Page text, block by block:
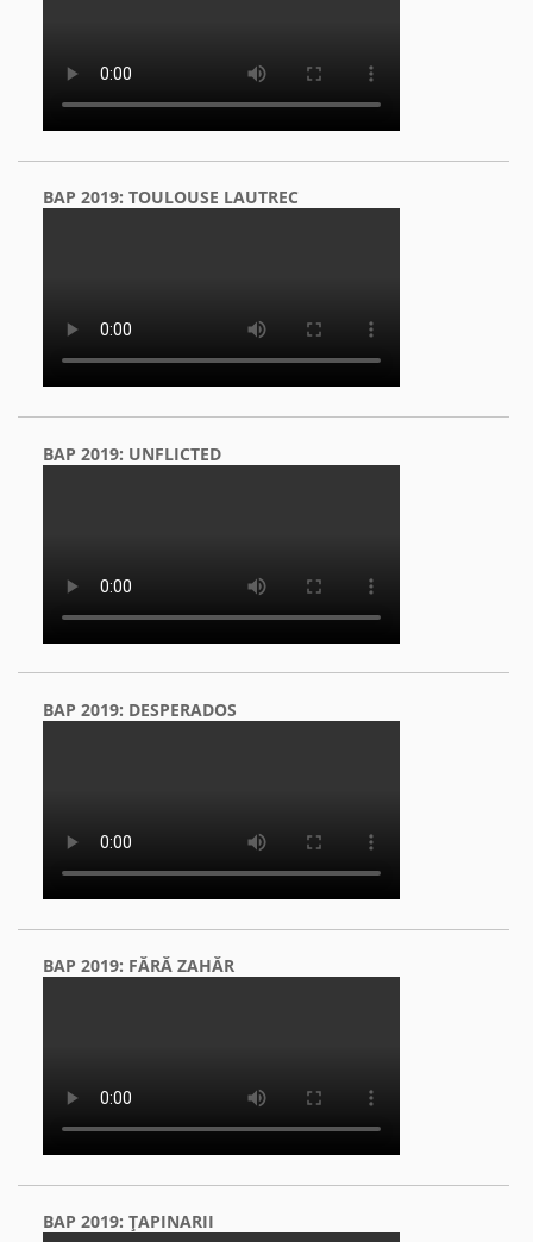
BAP 2019: TOULOUSE LAUTREC
BAP 2019: UNFLICTED
BAP 2019: DESPERADOS
BAP 2019: FĂRĂ ZAHĂR
BAP 2019: ŢAPINARII